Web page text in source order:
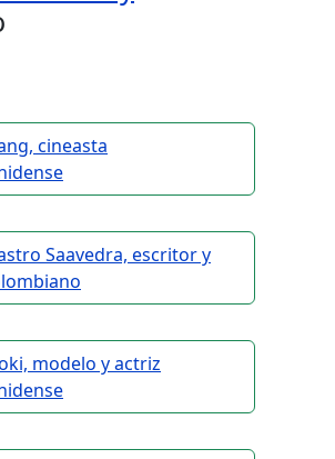
cineasta
Saavedra, escritor y
modelo y actriz